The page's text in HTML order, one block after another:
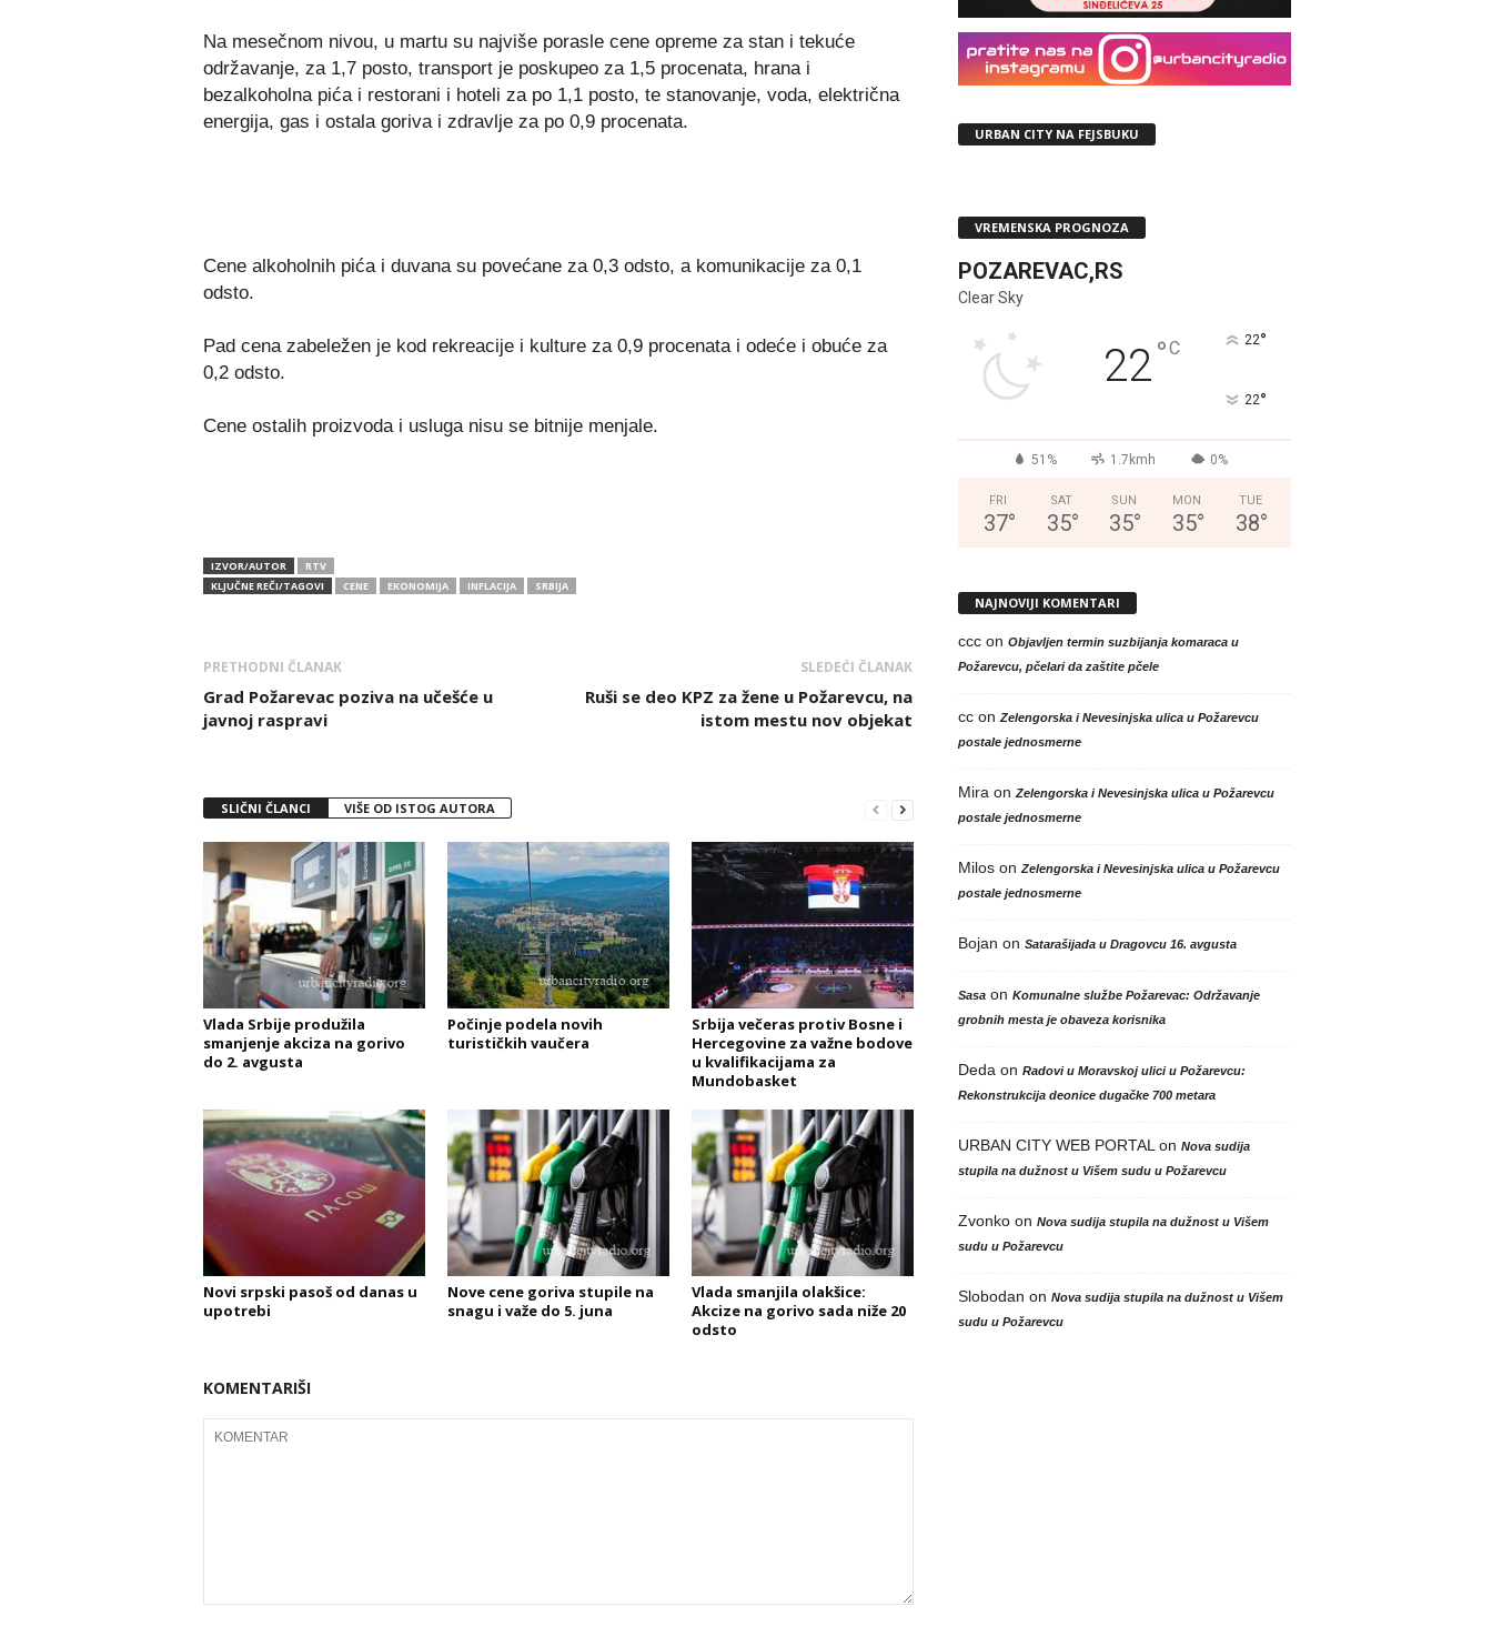
Na mesečnom nivou, u martu su najviše porasle cene opreme za stan i tekuće
održavanje, za 1,7 posto, transport je poskupeo za 1,5 procenata, hrana i
bezalkoholna pića i restorani i hoteli za po 1,1 posto, te stanovanje, voda, električna
energija, gas i ostala goriva i zdravlje za po 0,9 procenata.
Cene alkoholnih pića i duvana su povećane za 0,3 odsto, a komunikacije za 0,1
odsto.
Pad cena zabeležen je kod rekreacije i kulture za 0,9 procenata i odeće i obuće za
0,2 odsto.
Cene ostalih proizvoda i usluga nisu se bitnije menjale.
IZVOR/AUTOR
RTV
KLJUČNE REČI/TAGOVI
CENE EKONOMIJA INFLACIJA SRBIJA
PRETHODNI ČLANAK
Grad Požarevac poziva na učešće u
javnoj raspravi
SLEDEĆI ČLANAK
Ruši se deo KPZ za žene u Požarevcu, na
istom mestu nov objekat
SLIČNI ČLANCI VIŠE OD ISTOG AUTORA
Vlada Srbije produžila
smanjenje akciza na gorivo
do 2. avgusta
Počinje podela novih
turističkih vaučera
Srbija večeras protiv Bosne i
Hercegovine za važne bodove
u kvalifikacijama za
Mundobasket
Novi srpski pasoš od danas u
upotrebi
Nove cene goriva stupile na
snagu i važe do 5. juna
Vlada smanjila olakšice:
Akcize na gorivo sada niže 20
odsto
KOMENTARIŠI
URBAN CITY NA FEJSBUKU
VREMENSKA PROGNOZA
POZAREVAC,RS
Clear Sky
22°C 22°
22°
51% 1.7kmh 0%
FRI
37°
SAT
35°
SUN
35°
MON
35°
TUE
38°
NAJNOVIJI KOMENTARI
cccon Objavljen termin suzbijanja komaraca u
Požarevcu, pčelari da zaštite pčele
ccon Zelengorska i Nevesinjska ulica u Požarevcu
postale jednosmerne
Mira on Zelengorska i Nevesinjska ulica u Požarevcu
postale jednosmerne
Miloson Zelengorska i Nevesinjska ulica u Požarevcu
postale jednosmerne
Bojan on Satarašijada u Dragovcu 16. avgusta
Sasaon Komunalne službe Požarevac: Održavanje
grobnih mesta je obaveza korisnika
Deda on Radovi u Moravskoj ulici u Požarevcu:
Rekonstrukcija deonice dugačke 700 metara
URBAN CITY WEB PORTAL on Nova sudija
stupila na dužnost u Višem sudu u Požarevcu
Zvonkoon Nova sudija stupila na dužnost u Višem
sudu u Požarevcu
Slobodan on Nova sudija stupila na dužnost u Višem
sudu u Požarevcu